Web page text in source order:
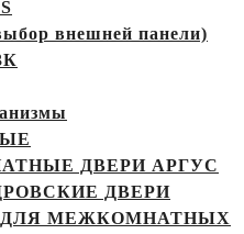
внешней панели)
ДВЕРИ АРГУС
ДВЕРИ
МЕЖКОМНАТНЫХ